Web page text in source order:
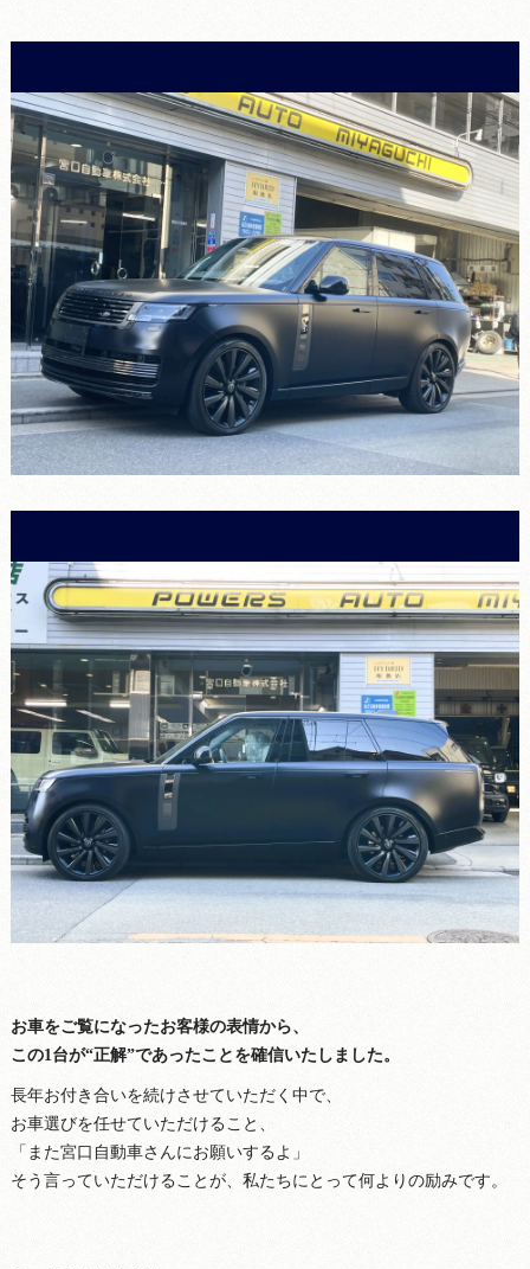
お車をご覧になったお客様の表情から、
この1台が“正解”であったことを確信いたしました。
長年お付き合いを続けさせていただく中で、
お車選びを任せていただけること、
「また宮口自動車さんにお願いするよ」
そう言っていただけることが、私たちにとって何よりの励みです。